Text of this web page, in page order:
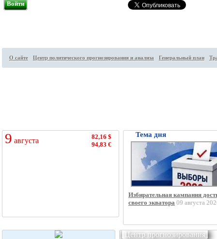
Войти
О сайте Центр политического прогнозирования и анализа Генеральный план
9 августа
82,16 $
94,83 €
Тема дня
Избирательная кампания
своего экватора 09 августа
Центр прогнозирования